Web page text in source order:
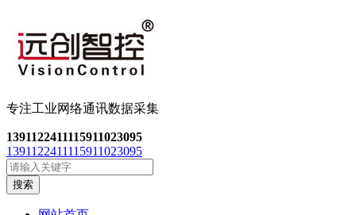
专注工业网络通讯数据采集
1391122411115911023095
1391122411115911023095
搜索